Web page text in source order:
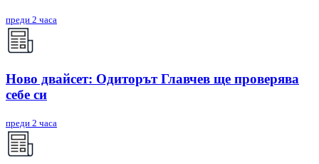
преди 2 часа
Ново двайсет: Одиторът Главчев ще проверява
себе си
преди 2 часа